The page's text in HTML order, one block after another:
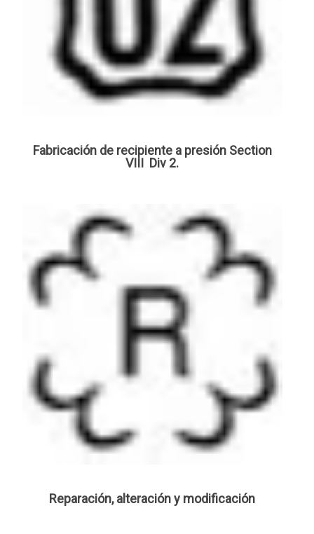
Fabricación de recipiente a presión Section
VIII Div 2.
Reparación, alteración y modificación